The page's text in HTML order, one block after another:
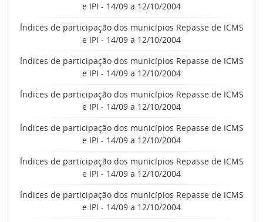
e IPI - 14/09 a 12/10/2004
Índices de participação dos municípios Repasse de ICMS
e IPI - 14/09 a 12/10/2004
Índices de participação dos municípios Repasse de ICMS
e IPI - 14/09 a 12/10/2004
Índices de participação dos municípios Repasse de ICMS
e IPI - 14/09 a 12/10/2004
Índices de participação dos municípios Repasse de ICMS
e IPI - 14/09 a 12/10/2004
Índices de participação dos municípios Repasse de ICMS
e IPI - 14/09 a 12/10/2004
Índices de participação dos municípios Repasse de ICMS
e IPI - 14/09 a 12/10/2004